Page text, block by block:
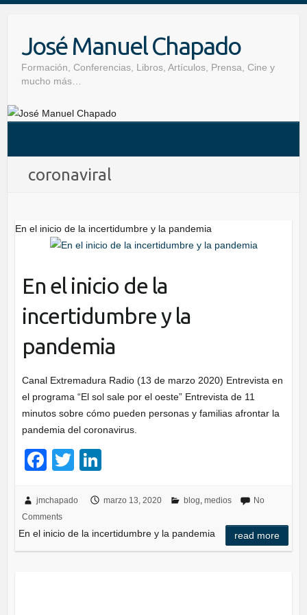
José Manuel Chapado
Formación, Conferencias, Libros, Artículos, Prensa, Cine y
mucho más…
coronaviral
En el inicio de la incertidumbre y la pandemia
En el inicio de la
incertidumbre y la
pandemia
Canal Extremadura Radio (13 de marzo 2020) Entrevista en
el programa “El sol sale por el oeste” Entrevista de 11
minutos sobre cómo pueden personas y familias afrontar la
pandemia del coronavirus.
F
c
e
b
T
tt
er
k
e
dI
jmchapado marzo 13, 2020 blog, medios
No
Comments
En el inicio de la incertidumbre y la pandemia read more